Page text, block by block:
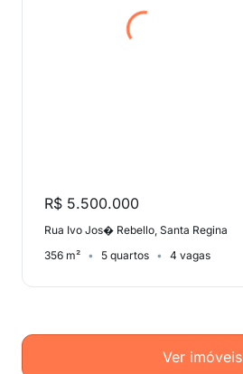
R$ 5.500.000
Rua Ivo Jos� Rebello, Santa Regina
356 m²
5 quartos 4 vagas
Ver imóveis